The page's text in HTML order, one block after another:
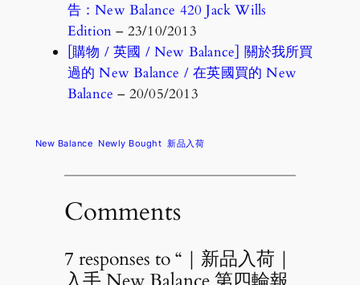
告：New Balance 420 Jack Wills
Edition – 23/10/2013
[購物 / 英國 / New Balance] 關於我所買
過的 New Balance / 在英國買的 New
Balance – 20/05/2013
New Balance Newly Bought 新品入荷
Comments
7 responses to “｜新品入荷｜